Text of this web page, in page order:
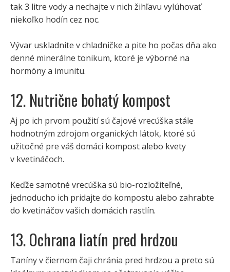
tak 3 litre vody a nechajte v nich žihľavu vylúhovať
niekoľko hodín cez noc.
Vývar uskladnite v chladničke a pite ho počas dňa ako
denné minerálne tonikum, ktoré je výborné na
hormóny a imunitu.
12. Nutrične bohatý kompost
Aj po ich prvom použití sú čajové vrecúška stále
hodnotným zdrojom organických látok, ktoré sú
užitočné pre váš domáci kompost alebo kvety
v kvetináčoch.
Keďže samotné vrecúška sú bio-rozložiteľné,
jednoducho ich pridajte do kompostu alebo zahrabte
do kvetináčov vašich domácich rastlín.
13. Ochrana liatín pred hrdzou
Taníny v čiernom čaji chránia pred hrdzou a preto sú